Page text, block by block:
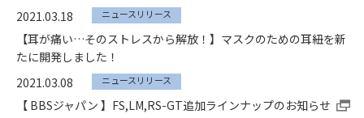
2021.03.18
ニュースリリース
【耳が痛い…そのストレスから解放！】マスクのための耳紐を新
たに開発しました！
2021.03.08
ニュースリリース
【 BBSジャパン 】FS,LM,RS-GT追加ラインナップのお知らせ